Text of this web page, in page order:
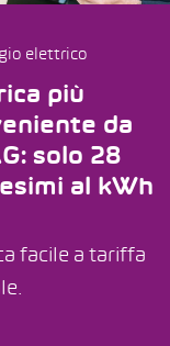
elettrico
più
da
solo 28
al kWh
facile a tariffa